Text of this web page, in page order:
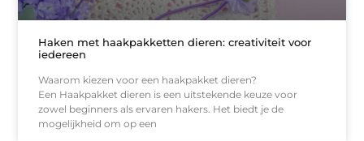
Haken met haakpakketten dieren: creativiteit voor
iedereen
Waarom kiezen voor een haakpakket dieren?
Een Haakpakket dieren is een uitstekende keuze voor
zowel beginners als ervaren hakers. Het biedt je de
mogelijkheid om op een